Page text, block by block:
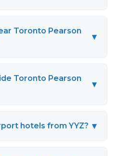
Toronto Pearson
▾
Toronto Pearson
▾
hotels from YYZ? ▾